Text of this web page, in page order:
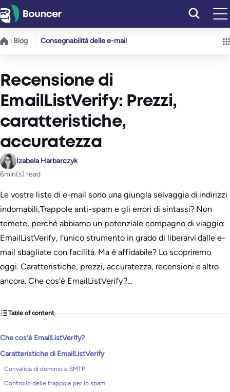
Vai
al
contenuto
Blog Consegnabilità delle e-mail
Recensione di
EmailListVerify: Prezzi,
caratteristiche,
accuratezza
Izabela Harbarczyk
6min(s) read
Le vostre liste di e-mail sono una giungla selvaggia di indirizzi
indomabili,Trappole anti-spam e gli errori di sintassi? Non
temete, perché abbiamo un potenziale compagno di viaggio:
EmailListVerify, l’unico strumento in grado di liberarvi dalle e-
mail sbagliate con facilità. Ma è affidabile? Lo scopriremo
oggi. Caratteristiche, prezzi, accuratezza, recensioni e altro
ancora. Che cos’è EmailListVerify?…
Table of content
Che cos’è EmailListVerify?
Caratteristiche di EmailListVerify
Convalida di dominio e SMTP
Controllo delle trappole per lo spam